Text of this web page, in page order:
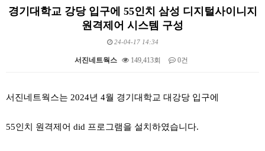
경기대학교 강당 입구에 55인치 삼성 디지털사이니지
원격제어 시스템 구성
24-04-17 14:34
서진네트웍스 149,413회 0건
서진네트웍스는 2024년 4월 경기대학교 대강당 입구에
55인치 원격제어 did 프로그램을 설치하였습니다.